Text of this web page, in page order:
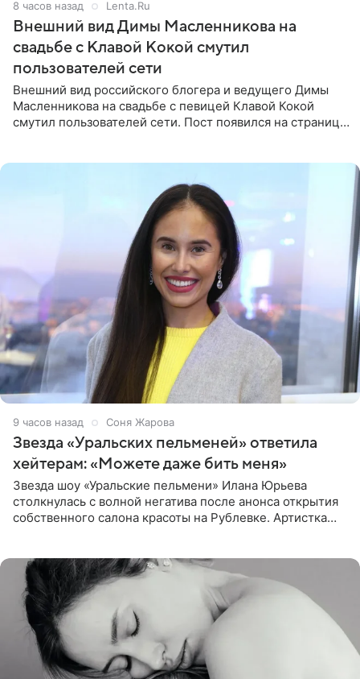
8 часов назад Lenta.Ru
Внешний вид Димы Масленникова на
свадьбе с Клавой Кокой смутил
пользователей сети
Внешний вид российского блогера и ведущего Димы
Масленникова на свадьбе с певицей Клавой Кокой
смутил пользователей сети. Пост появился на странице
9 часов назад Соня Жарова
Звезда «Уральских пельменей» ответила
хейтерам: «Можете даже бить меня»
Звезда шоу «Уральские пельмени» Илана Юрьева
столкнулась с волной негатива после анонса открытия
собственного салона красоты на Рублевке. Артистка